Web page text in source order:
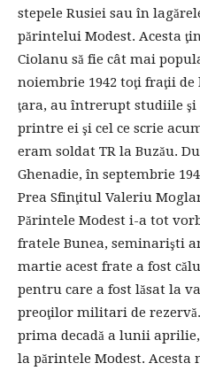
stepele Rusiei sau în
părintelui Modest. Acesta
Ciolanu să fie cât mai
noiembrie 1942 toţi fraţii
ţara, au întrerupt studiile
printre ei şi cel ce scrie
eram soldat TR la Buzău.
Ghenadie, în septembrie
Prea Sfinţitul Valeriu
Părintele Modest i-a tot
fratele Bunea, seminarişti
martie acest frate a fost
pentru care a fost lăsat la
preoţilor militari de
prima decadă a lunii
la părintele Modest. Acesta